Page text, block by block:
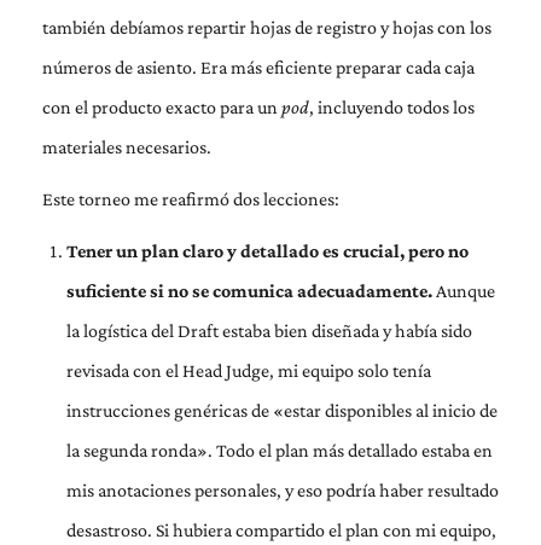
también debíamos repartir hojas de registro y hojas con los
números de asiento. Era más eficiente preparar cada caja
con el producto exacto para un pod, incluyendo todos los
materiales necesarios.
Este torneo me reafirmó dos lecciones:
Tener un plan claro y detallado es crucial, pero no
suficiente si no se comunica adecuadamente.Aunque
la logística del Draft estaba bien diseñada y había sido
revisada con el Head Judge, mi equipo solo tenía
instrucciones genéricas de «estar disponibles al inicio de
la segunda ronda». Todo el plan más detallado estaba en
mis anotaciones personales, y eso podría haber resultado
desastroso. Si hubiera compartido el plan con mi equipo,